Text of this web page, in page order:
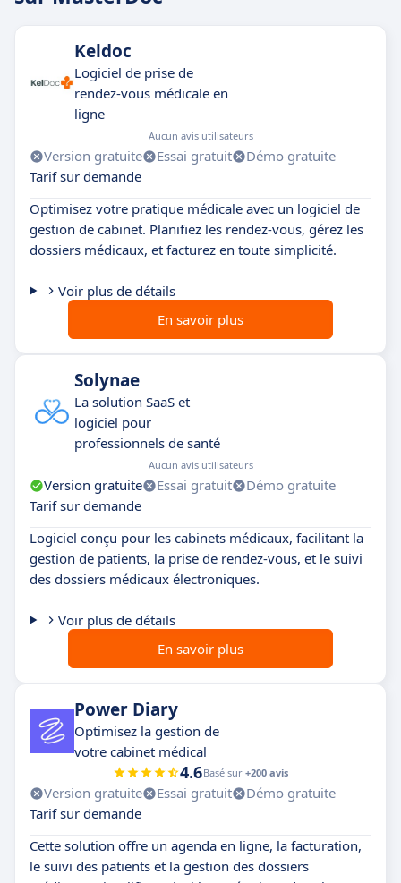
d'acceptation des devis, et bien d'autres.
Adaptabilité:
MasterDoc s'adapte à votre activité et à ses
spécificités. Il récupère toutes les données
disponibles et les analyse pour vous fournir
des informations pertinentes.
Sécurité:
MasterDoc s'engage à fournir un service
sécurisé, garantissant la confidentialité de
vos données.
Keldoc
Logiciel de prise de
rendez-vous médicale en
ligne
Aucun avis utilisateurs
Version gratuite Essai gratuit
Démo gratuite
Tarif sur demande
Optimisez votre pratique médicale avec un logiciel de
gestion de cabinet. Planifiez les rendez-vous, gérez les
dossiers médicaux, et facturez en toute simplicité.
Voir plus de détails
En savoir plus
Solynae
La solution SaaS et
logiciel pour
professionnels de santé
Aucun avis utilisateurs
Version gratuite Essai gratuit
Démo gratuite
Tarif sur demande
Logiciel conçu pour les cabinets médicaux, facilitant la
gestion de patients, la prise de rendez-vous, et le suivi
des dossiers médicaux électroniques.
Voir plus de détails
En savoir plus
Power Diary
Optimisez la gestion de
votre cabinet médical
4.6Basé sur +200 avis
Version gratuite Essai gratuit
Démo gratuite
Tarif sur demande
Cette solution offre un agenda en ligne, la facturation,
le suivi des patients et la gestion des dossiers